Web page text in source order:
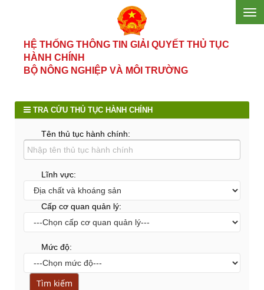
HỆ THỐNG THÔNG TIN GIẢI QUYẾT THỦ TỤC
HÀNH CHÍNH
BỘ NÔNG NGHIỆP VÀ MÔI TRƯỜNG
TRA CỨU THỦ TỤC HÀNH CHÍNH
Tên thủ tục hành chính:
Lĩnh vực:
Cấp cơ quan quản lý:
Mức độ: